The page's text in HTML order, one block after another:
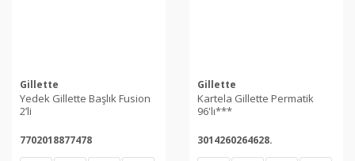
Gillette
Yedek Gillette Başlık Fusion
2’li
7702018877478
Gillette
Kartela Gillette Permatik
96'lı***
3014260264628.